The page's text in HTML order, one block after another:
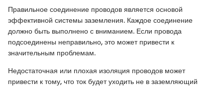
Правильное соединение проводов является основой
эффективной системы заземления. Каждое соединение
должно быть выполнено с вниманием. Если провода
подсоединены неправильно, это может привести к
значительным проблемам.
Недостаточная или плохая изоляция проводов может
привести к тому, что ток будет уходить не в заземляющий